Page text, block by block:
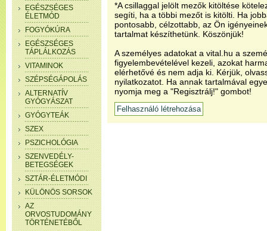
EGÉSZSÉGES
ÉLETMÓD
FOGYÓKÚRA
EGÉSZSÉGES
TÁPLÁLKOZÁS
VITAMINOK
SZÉPSÉGÁPOLÁS
ALTERNATÍV
GYÓGYÁSZAT
GYÓGYTEÁK
SZEX
PSZICHOLÓGIA
SZENVEDÉLY-
BETEGSÉGEK
SZTÁR-ÉLETMÓDI
KÜLÖNÖS SORSOK
AZ
ORVOSTUDOMÁNY
TÖRTÉNETÉBŐL
*A csillaggal jelölt mezők kitöltése
segíti, ha a többi mezőt is kitölti. Ha
pontosabb, célzottabb, az Ön
tartalmat készíthetünk. Köszönjük!
A személyes adatokat a vital.hu a
figyelembevételével kezeli, azokat
elérhetővé és nem adja ki. Kérjük,
nyilatkozatot. Ha annak tartalmával
nyomja meg a "Regisztrálj!" gombot!